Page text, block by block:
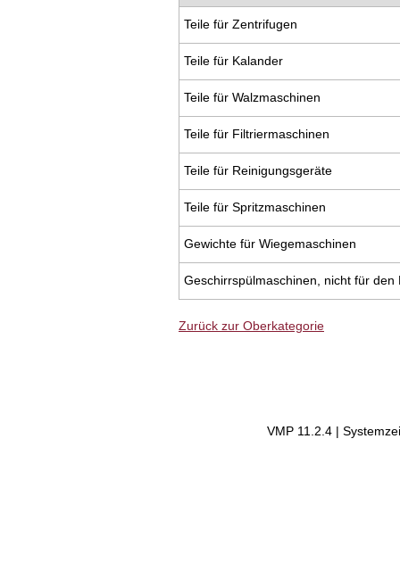
Teile für Zentrifugen
Teile für Kalander
Teile für Walzmaschinen
Teile für Filtriermaschinen
Teile für Reinigungsgeräte
Teile für Spritzmaschinen
Gewichte für Wiegemaschinen
Geschirrspülmaschinen, nicht für den
Zurück zur Oberkategorie
VMP 11.2.4 |